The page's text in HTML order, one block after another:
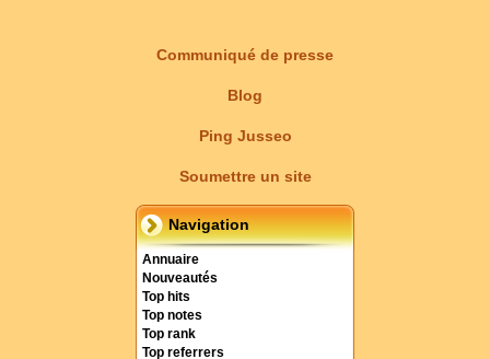
Communiqué de presse
Blog
Ping Jusseo
Soumettre un site
Navigation
Annuaire
Nouveautés
Top hits
Top notes
Top rank
Top referrers